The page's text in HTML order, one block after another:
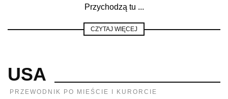
Przychodzą tu ...
CZYTAJ WIĘCEJ
USA
PRZEWODNIK PO MIEŚCIE I KURORCIE